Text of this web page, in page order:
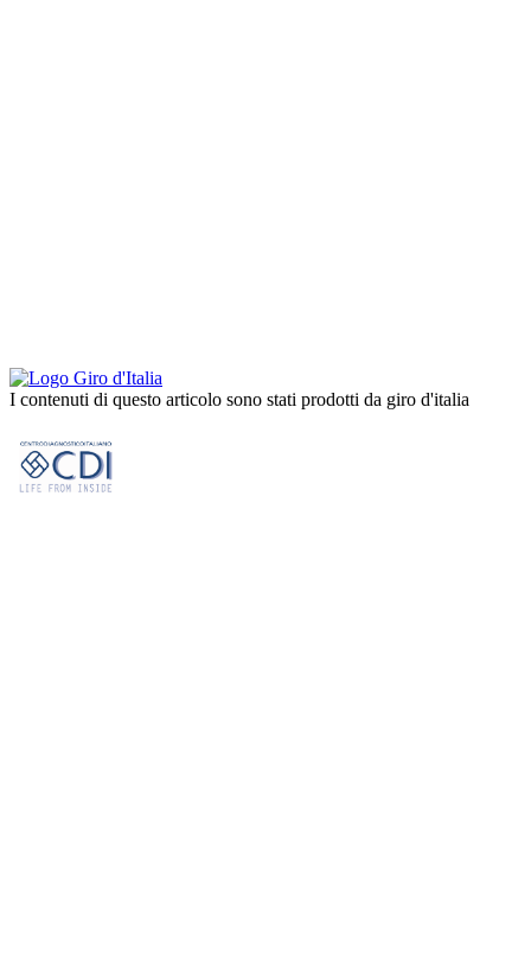
I contenuti di questo articolo sono stati prodotti da giro d'italia